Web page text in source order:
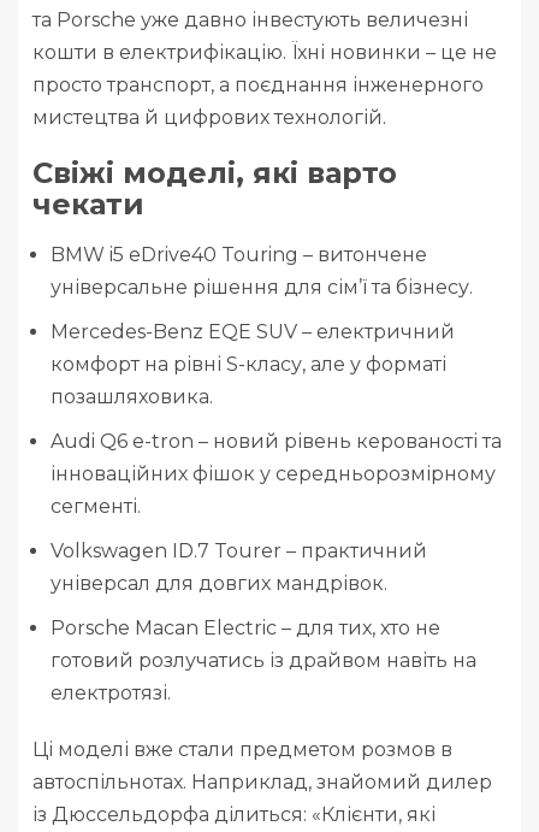
та Porsche уже давно інвестують величезні
кошти в електрифікацію. Їхні новинки – це не
просто транспорт, а поєднання інженерного
мистецтва й цифрових технологій.
Свіжі моделі, які варто
чекати
BMW i5 eDrive40 Touring – витончене
універсальне рішення для сім’ї та бізнесу.
Mercedes-Benz EQE SUV – електричний
комфорт на рівні S-класу, але у форматі
позашляховика.
Audi Q6 e-tron – новий рівень керованості та
інноваційних фішок у середньорозмірному
сегменті.
Volkswagen ID.7 Tourer – практичний
універсал для довгих мандрівок.
Porsche Macan Electric – для тих, хто не
готовий розлучатись із драйвом навіть на
електротязі.
Ці моделі вже стали предметом розмов в
автоспільнотах. Наприклад, знайомий дилер
із Дюссельдорфа ділиться: «Клієнти, які